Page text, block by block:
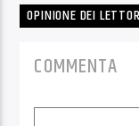
OPINIONE DEI
COMMENTA